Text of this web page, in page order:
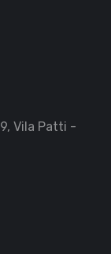
Vila Patti -